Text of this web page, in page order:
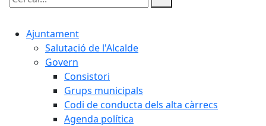
Cercar:
Ajuntament
Salutació de l'Alcalde
Govern
Consistori
Grups municipals
Codi de conducta dels alta càrrecs
Agenda política